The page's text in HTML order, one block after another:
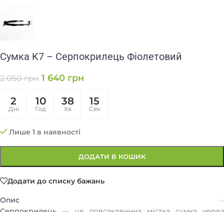
Сумка K7 – Серпокрилець Фіолетовий
2 050грн 1 640 грн
2
Дні
10
Год
38
Хв
15
Сек
Лише 1 в наявності
ДОДАТИ В КОШИК
Додати до списку бажань
Опис